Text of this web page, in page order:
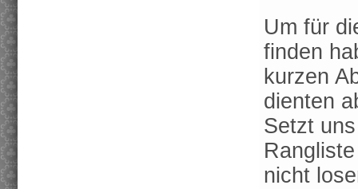
Um für
finden
kurzen
dienten
Setzt
nicht